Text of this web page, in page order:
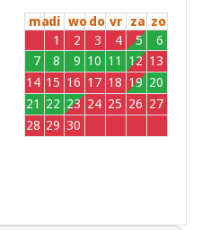
madi wodo vr za zo
1 2 3 4 5
6
7
8 9 10 11 12 13
14 15 16 17 18 19 20
21 22 23 24 25 26 27
28 29 30